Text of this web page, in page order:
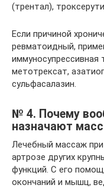
(трентал),
Если причиной
ревматоидный,
иммуносупрессивная
метотрексат,
сульфасалазин.
№ 4. Почему
назначают
Лечебный массаж при
артрозе других
функций. С его
окончаний и мышц,